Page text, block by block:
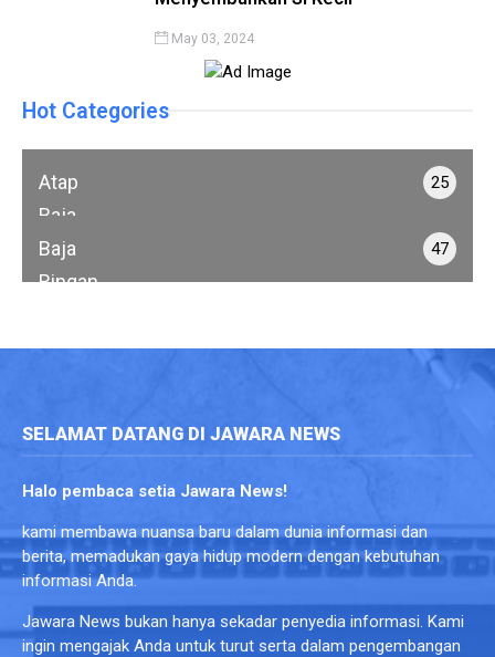
May 03, 2024
Hot Categories
Atap
Baja
Ringan
25
Baja
Ringan
47
SELAMAT DATANG DI JAWARA NEWS
Halo pembaca setia Jawara News!
kami membawa nuansa baru dalam dunia informasi dan
berita, memadukan gaya hidup modern dengan kebutuhan
informasi Anda.
Jawara News bukan hanya sekadar penyedia informasi. Kami
ingin mengajak Anda untuk turut serta dalam pengembangan